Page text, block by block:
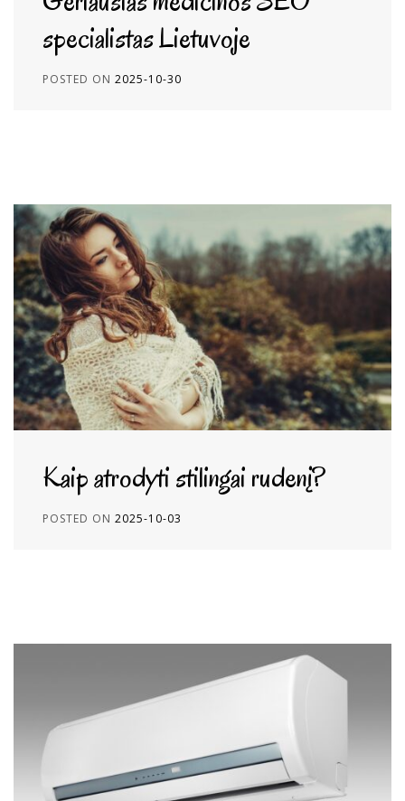
specialistas Lietuvoje
POSTED ON 2025-10-30
Kaip atrodyti stilingai rudenį?
POSTED ON 2025-10-03